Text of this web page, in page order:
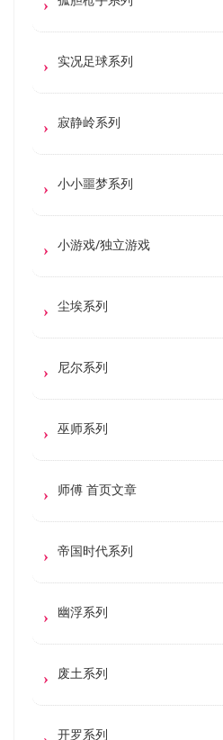
实况足球系列
寂静岭系列
小小噩梦系列
小游戏/独立游戏
尘埃系列
尼尔系列
巫师系列
师傅 首页文章
帝国时代系列
幽浮系列
废土系列
开罗系列